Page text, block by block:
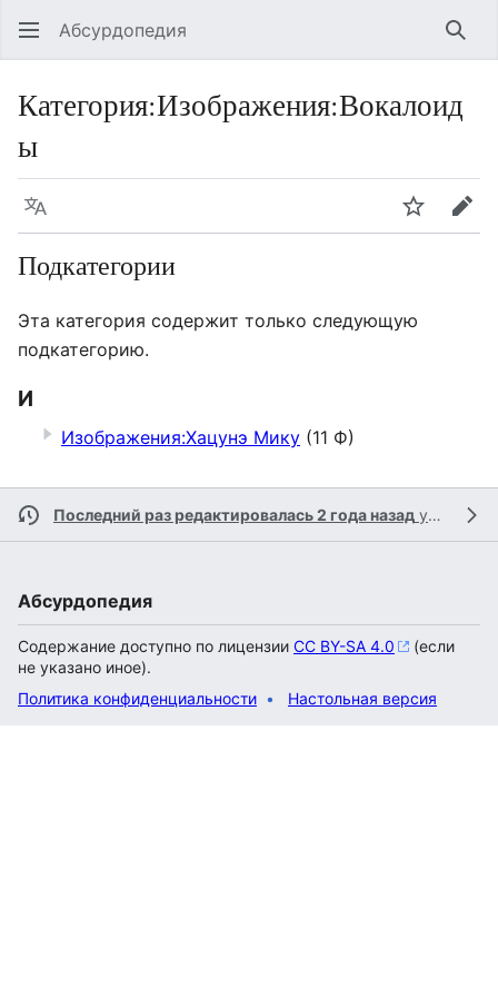
Абсурдопедия
Категория:Изображения:Вокалоид
ы
Язык
Подкатегории
Эта категория содержит только следующую
подкатегорию.
И
Изображения:Хацунэ Мику (11 Ф)
Последний раз редактировалась 2 года назад участником
Абсурдопедия
Содержание доступно по лицензии CC BY-SA 4.0
(если
не указано иное).
Политика конфиденциальности
Настольная версия